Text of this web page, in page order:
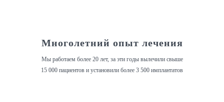
Многолетний опыт лечения
Мы работаем более 20 лет, за эти годы вылечили свыше
15 000 пациентов и установили более 3 500 имплантатов